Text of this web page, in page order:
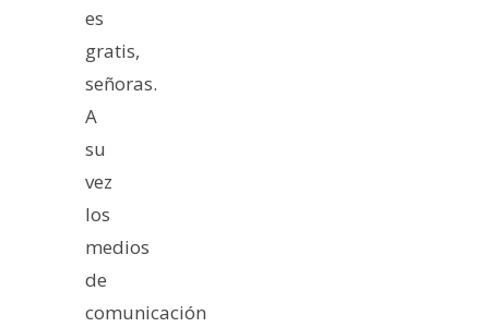
es
gratis,
señoras.
A
su
vez
los
medios
de
comunicación